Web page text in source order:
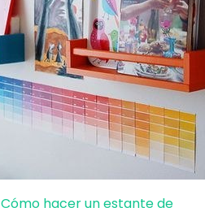
Cómo hacer un estante de